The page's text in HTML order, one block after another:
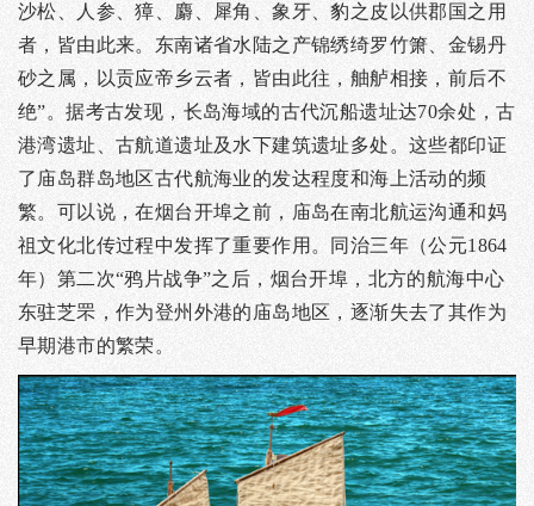
沙松、人参、獐、麝、犀角、象牙、豹之皮以供郡国之用
者，皆由此来。东南诸省水陆之产锦绣绮罗竹箫、金锡丹
砂之属，以贡应帝乡云者，皆由此往，舳舻相接，前后不
绝”。据考古发现，长岛海域的古代沉船遗址达70余处，古
港湾遗址、古航道遗址及水下建筑遗址多处。这些都印证
了庙岛群岛地区古代航海业的发达程度和海上活动的频
繁。可以说，在烟台开埠之前，庙岛在南北航运沟通和妈
祖文化北传过程中发挥了重要作用。同治三年（公元1864
年）第二次“鸦片战争”之后，烟台开埠，北方的航海中心
东驻芝罘，作为登州外港的庙岛地区，逐渐失去了其作为
早期港市的繁荣。